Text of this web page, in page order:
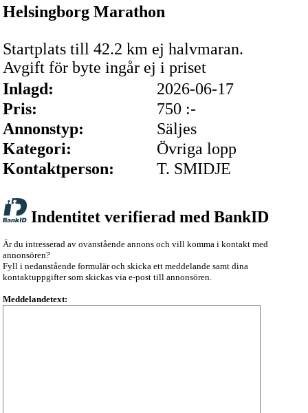
Helsingborg Marathon
Startplats till 42.2 km ej halvmaran.
Avgift för byte ingår ej i priset
Inlagd:
2026-06-17
Pris:
750 :-
Annonstyp:
Säljes
Kategori:
Övriga lopp
Kontaktperson:
T. SMIDJE
Indentitet verifierad med BankID
Är du intresserad av ovanstående annons och vill komma i kontakt med
annonsören?
Fyll i nedanstående formulär och skicka ett meddelande samt dina
kontaktuppgifter som skickas via e-post till annonsören.
Meddelandetext: